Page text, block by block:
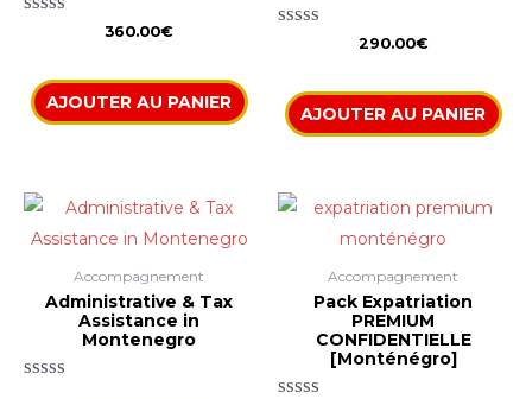
5
360.00€
AJOUTER AU PANIER
5
290.00€
AJOUTER AU PANIER
Accompagnement
Administrative & Tax
Assistance in
Montenegro
Accompagnement
Pack Expatriation
PREMIUM
CONFIDENTIELLE
[Monténégro]